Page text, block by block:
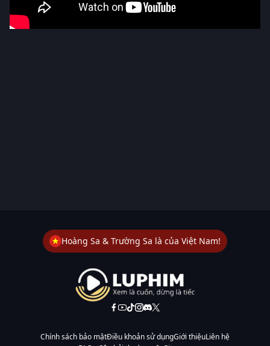
Hoàng Sa & Trường Sa là của Việt Nam!
Chính sách bảo mậtĐiều khoản sử dụngGiới thiệuLiên hệ